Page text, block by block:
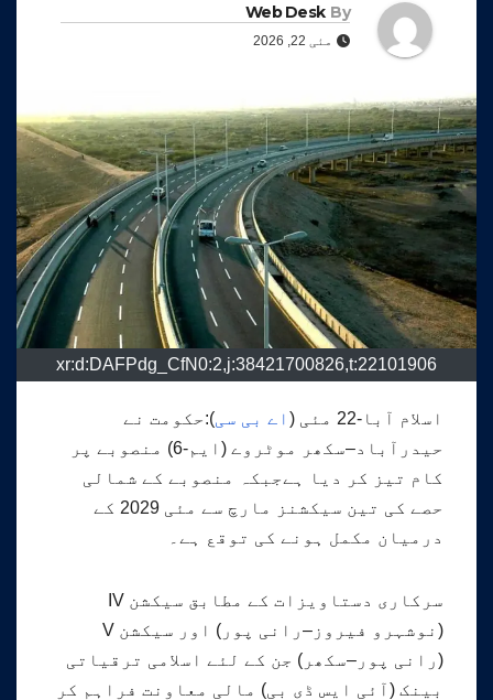
By
Web Desk
مئی 22, 2026
xr:d:DAFPdg_CfN0:2,j:38421700826,t:22101906
اسلام آبا-22 مئی ( اے بی سی):حکومت نے
حیدرآباد–سکھر موٹروے (ایم-6) منصوبے پر
کام تیز کر دیا ہےجبکہ منصوبے کے شمالی
حصے کی تین سیکشنز مارچ سے مئی 2029 کے
درمیان مکمل ہونے کی توقع ہے۔
سرکاری دستاویزات کے مطابق سیکشن IV
(نوشہرو فیروز–رانی پور) اور سیکشن V
(رانی پور–سکھر) جن کے لئے اسلامی ترقیاتی
بینک (آئی ایس ڈی بی) مالی معاونت فراہم کر